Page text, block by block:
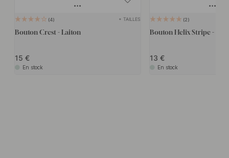
4 + TAILLES
Bouton Crest - Laiton
15
En stock
2
Bouton Helix Stripe -
13
En stock